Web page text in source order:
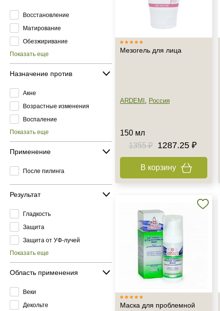
Восстановление
Матирование
Обезжиривание
Показать еще
Назначение против
Акне
Возрастные изменения
Воспаление
Показать еще
Применение
После пилинга
Результат
Гладкость
Защита
Защита от УФ-лучей
Показать еще
Область применения
Веки
Декольте
Мезогель для лица
ARDEMI , Россия
150 мл
1355 ₽
1287.25 ₽
В корзину
Маска для проблемной